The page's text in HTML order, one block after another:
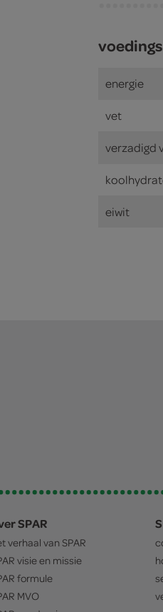
energie
vet
verzadigd
eiwit
SPAR
verhaal van SPAR
visie en missie
formule
MVO